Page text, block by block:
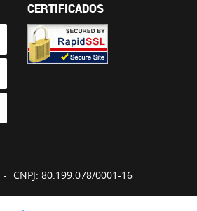
CERTIFICADOS
CNPJ: 80.199.078/0001-16